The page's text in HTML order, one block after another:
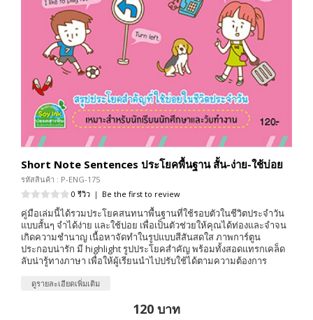
Short Note Sentences ประโยคพื้นฐาน สั้น-ง่าย-ใช้บ่อย
รหัสสินค้า : P-ENG-175
0 รีวิว | Be the first to review
คู่มือเล่มนี้ได้รวมประโยคสนทนาพื้นฐานที่ใช้รอบตัวในชีวิตประจำวัน
แบบสั้นๆ จำได้ง่าย และใช้บ่อย เพื่อเป็นตัวช่วยให้คุณได้ท่องและจำจน
เกิดความชำนาญ เนื้อหาจัดทำในรูปแบบสีสันสดใส ภาพการ์ตูน
ประกอบน่ารัก มี highlight รูปประโยคสำคัญ พร้อมทั้งสอดแทรกเคล็ด
ลับน่ารู้ทางภาษา เพื่อให้ผู้เรียนนำไปปรับใช้ได้ตามความต้องการ
ดูรายละเอียดเพิ่มเติม
120 บาท